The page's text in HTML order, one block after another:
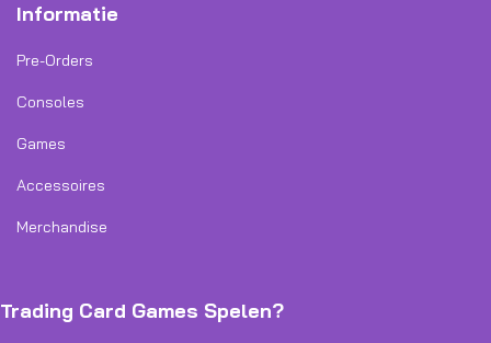
Informatie
Pre-Orders
Consoles
Games
Accessoires
Merchandise
Trading Card Games Spelen?